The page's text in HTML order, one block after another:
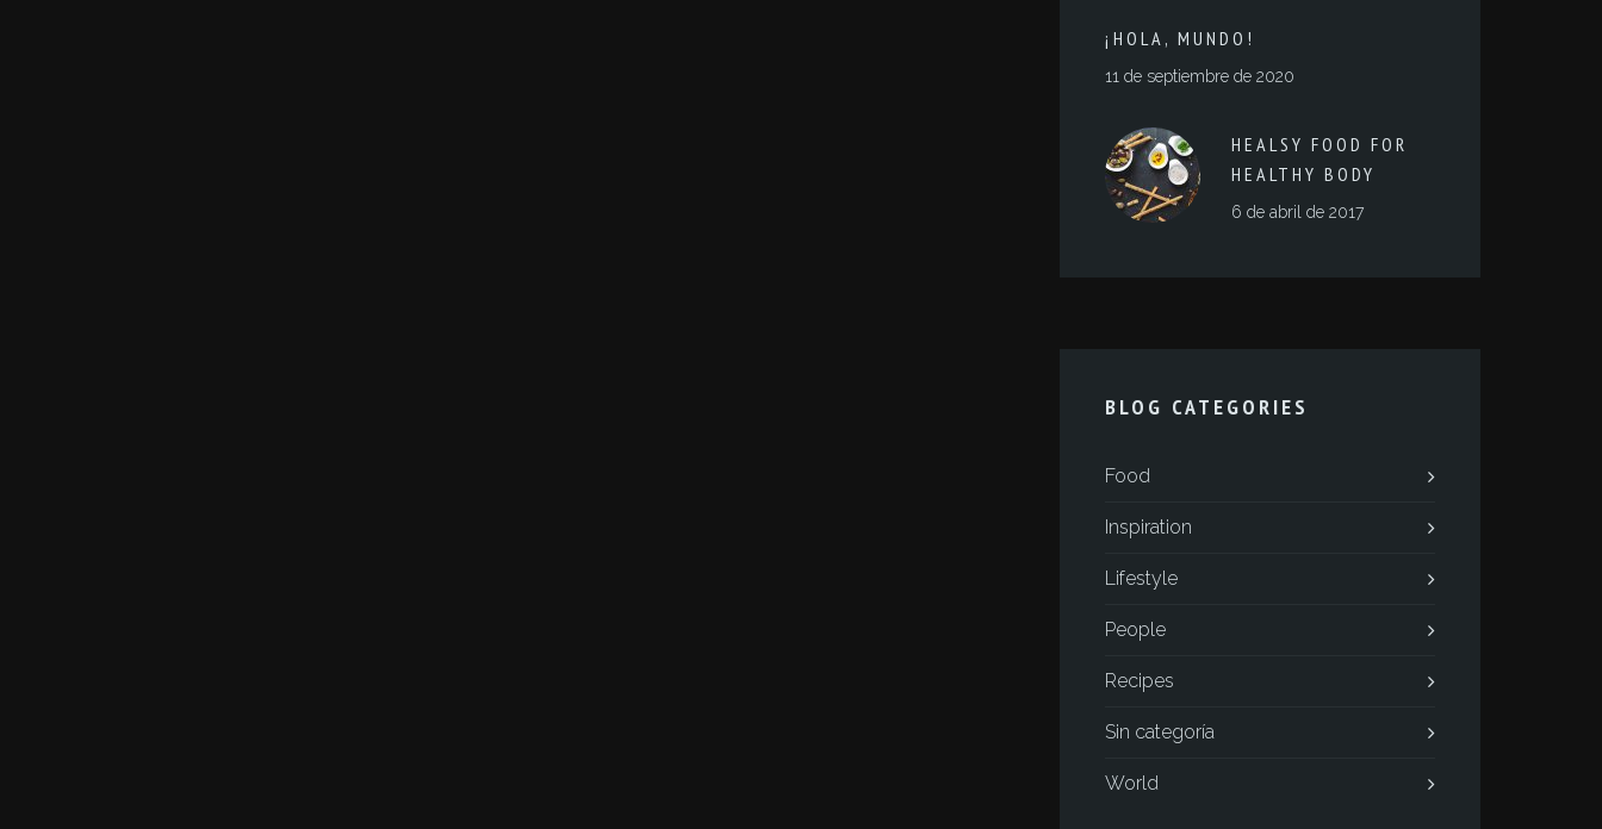
¡HOLA, MUNDO!
11 de septiembre de 2020
HEALSY FOOD FOR
HEALTHY BODY
6 de abril de 2017
BLOG CATEGORIES
Food
Inspiration
Lifestyle
People
Recipes
Sin categoría
World